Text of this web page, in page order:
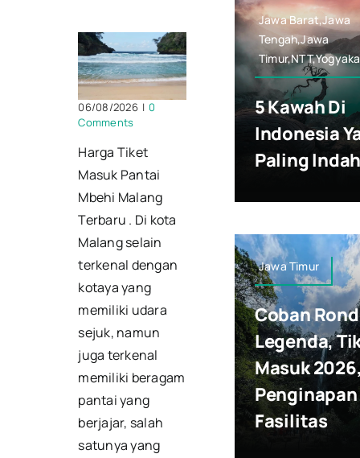
06/08/2026 | 0
Comments
Harga Tiket
Masuk Pantai
Mbehi Malang
Terbaru . Di kota
Malang selain
terkenal dengan
kotaya yang
memiliki udara
sejuk, namun
juga terkenal
memiliki beragam
pantai yang
berjajar, salah
satunya yang
Jawa Barat,Jawa
Tengah,Jawa
5 Kawah Di
Indonesia
Paling
Jawa Timur
Coban
Legenda,
Masuk
Penginapan
Fasilitas